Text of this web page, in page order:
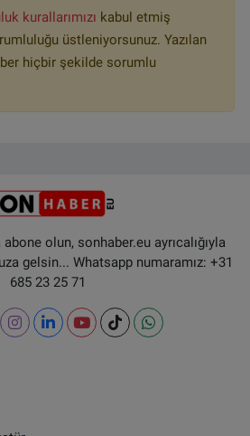
kurallarımızı kabul etmiş
üstleniyorsunuz. Yazılan
hiçbir şekilde sorumlu
olun, sonhaber.eu ayrıcalığıyla
gelsin... Whatsapp numaramız: +31
685 23 25 71